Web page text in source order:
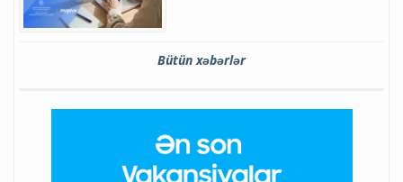
Bütün xəbərlər